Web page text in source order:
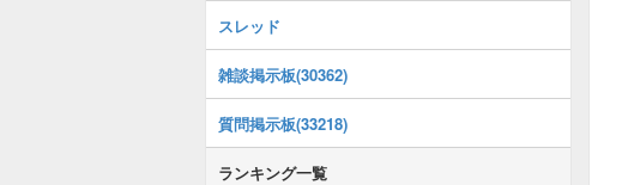
スレッド
雑談掲示板(30362)
質問掲示板(33218)
ランキング一覧